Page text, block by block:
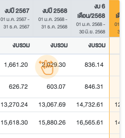
งบปี 2567
01 ม.ค. 2567-
31 ธ.ค. 2567
งบปี 2568
01 ม.ค. 2568-
31 ธ.ค. 2568
งบ 6
เดือน/2568
01 ม.ค. 2568-
30 มิ.ย. 2568
เดื
01 ม
30
งบรวม งบรวม งบรวม
1,661.20 2,029.30 836.14
626.72 603.07 846.31
13,270.24 13,067.69 14,732.61
15,618.30 15,880.26 16,565.61